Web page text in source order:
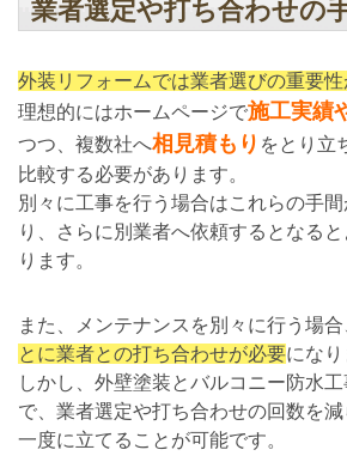
業者選定や打ち合わせの
外装リフォームでは業者選びの重要
理想的にはホームページで施工実績
つつ、複数社へ相見積もり をとり立
比較する必要があります。
別々に工事を行う場合はこれらの手
り、さらに別業者へ依頼するとなる
ります。
また、メンテナンスを別々に行う場合
とに業者との打ち合わせが必要になり
しかし、外壁塗装とバルコニー防水
で、業者選定や打ち合わせの回数を
一度に立てることが可能です。